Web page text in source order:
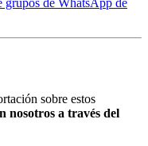
sobre estos
nosotros a través del